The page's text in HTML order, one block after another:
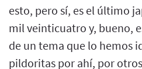
esto, pero sí, es el último
mil veinticuatro y, bueno,
de un tema que lo hemos
pildoritas por ahí, por